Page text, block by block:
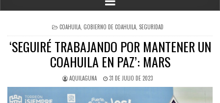
POSTED
IN
COAHUILA, GOBIERNO DE COAHUILA, SEGURIDAD
‘SEGUIRÉ TRABAJANDO POR MANTENER UN
COAHUILA EN PAZ’: MARS
AQUILAGUNA 31 DE JULIO DE 2023